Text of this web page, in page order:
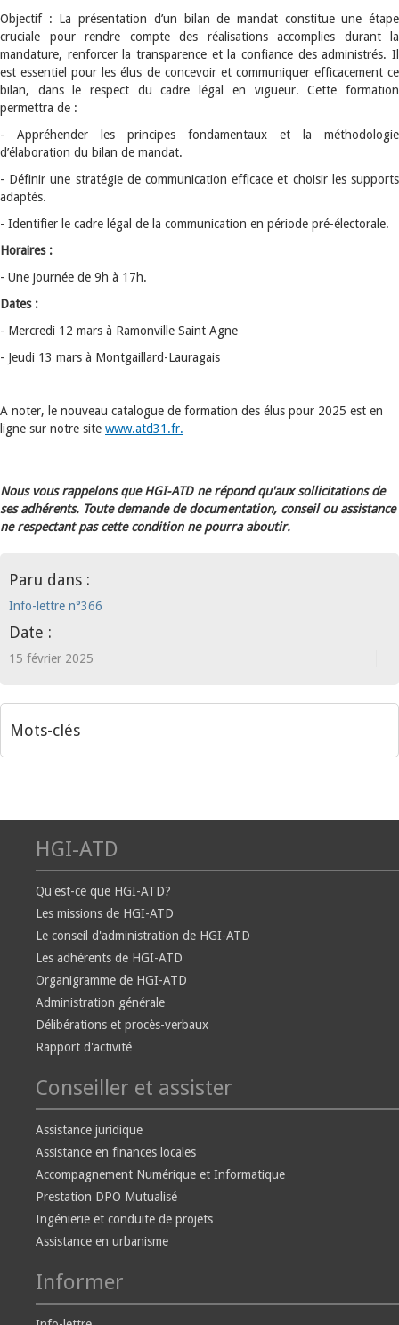
Objectif : La présentation d’un bilan de mandat constitue une étape
cruciale pour rendre compte des réalisations accomplies durant la
mandature, renforcer la transparence et la confiance des administrés. Il
est essentiel pour les élus de concevoir et communiquer efficacement ce
bilan, dans le respect du cadre légal en vigueur. Cette formation
permettra de :
- Appréhender les principes fondamentaux et la méthodologie
d’élaboration du bilan de mandat.
- Définir une stratégie de communication efficace et choisir les supports
adaptés.
- Identifier le cadre légal de la communication en période pré-électorale.
Horaires :
- Une journée de 9h à 17h.
Dates :
- Mercredi 12 mars à Ramonville Saint Agne
- Jeudi 13 mars à Montgaillard-Lauragais
A noter, le nouveau catalogue de formation des élus pour 2025 est en
ligne sur notre site www.atd31.fr.
Nous vous rappelons que HGI-ATD ne répond qu'aux sollicitations de
ses adhérents. Toute demande de documentation, conseil ou assistance
ne respectant pas cette condition ne pourra aboutir.
Paru dans :
Info-lettre n°366
Date :
15 février 2025
Mots-clés
HGI-ATD
Qu'est-ce que HGI-ATD?
Les missions de HGI-ATD
Le conseil d'administration de HGI-ATD
Les adhérents de HGI-ATD
Organigramme de HGI-ATD
Administration générale
Délibérations et procès-verbaux
Rapport d'activité
Conseiller et assister
Assistance juridique
Assistance en finances locales
Accompagnement Numérique et Informatique
Prestation DPO Mutualisé
Ingénierie et conduite de projets
Assistance en urbanisme
Informer